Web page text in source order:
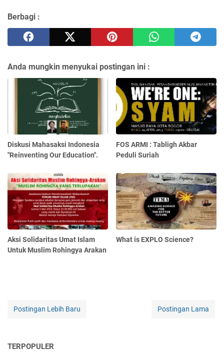
Berbagi :
Anda mungkin menyukai postingan ini :
Diskusi Mahasaksi Indonesia
"Reinventing Our Education".
FOS ARMI : Tabligh Akbar
Peduli Suriah
Aksi Solidaritas Umat Islam
Untuk Muslim Rohingya Arakan
What is EXPLO Science?
Postingan Lebih Baru Postingan Lama
TERPOPULER